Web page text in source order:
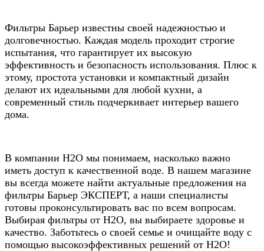
Фильтры Барьер известны своей надежностью и
долговечностью. Каждая модель проходит строгие
испытания, что гарантирует их высокую
эффективность и безопасность использования. Плюс к
этому, простота установки и компактный дизайн
делают их идеальными для любой кухни, а
современный стиль подчеркивает интерьер вашего
дома.
В компании Н2О мы понимаем, насколько важно
иметь доступ к качественной воде. В нашем магазине
вы всегда можете найти актуальные предложения на
фильтры Барьер ЭКСПЕРТ, а наши специалисты
готовы проконсультировать вас по всем вопросам.
Выбирая фильтры от Н2О, вы выбираете здоровье и
качество. Заботьтесь о своей семье и очищайте воду с
помощью высокоэффективных решений от Н2О!